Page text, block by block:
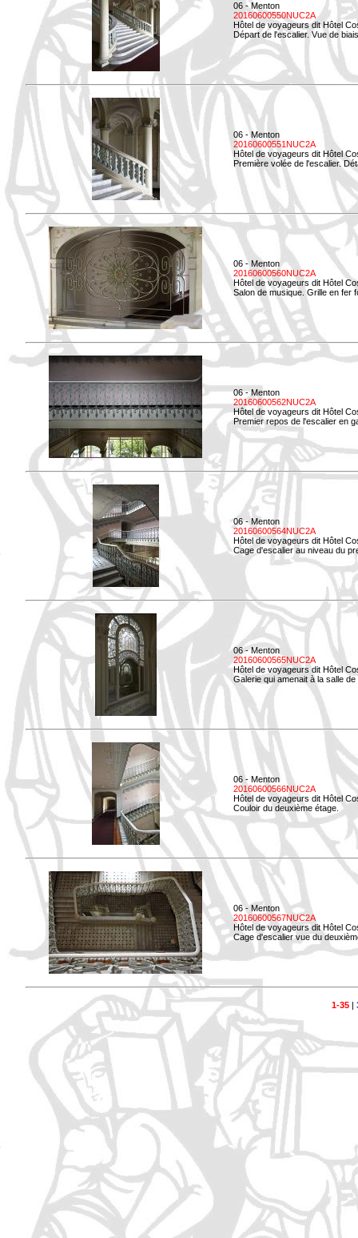
06 - Menton
20160600550NUC2A
Hôtel de voyageurs dit Hôtel
Départ de l'escalier. Vue de
06 - Menton
20160600551NUC2A
Hôtel de voyageurs dit Hôtel
Première volée de l'escalier.
06 - Menton
20160600560NUC2A
Hôtel de voyageurs dit Hôtel
Salon de musique. Grille en fer
06 - Menton
20160600562NUC2A
Hôtel de voyageurs dit Hôtel
Premier repos de l'escalier en
06 - Menton
20160600564NUC2A
Hôtel de voyageurs dit Hôtel
Cage d'escalier au niveau du
06 - Menton
20160600565NUC2A
Hôtel de voyageurs dit Hôtel
Galerie qui amenait à la salle
06 - Menton
20160600566NUC2A
Hôtel de voyageurs dit Hôtel
Couloir du deuxième étage.
06 - Menton
20160600567NUC2A
Hôtel de voyageurs dit Hôtel
Cage d'escalier vue du
1-35|